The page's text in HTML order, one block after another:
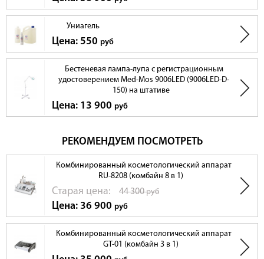
Униагель
Цена: 550 руб
Бестеневая лампа-лупа с регистрационным
удостоверением Med-Mos 9006LED (9006LED-D-
150) на штативе
Цена: 13 900 руб
РЕКОМЕНДУЕМ ПОСМОТРЕТЬ
Комбинированный косметологический аппарат
RU-8208 (комбайн 8 в 1)
Cтарая цена: 44 300руб
Цена: 36 900 руб
Комбинированный косметологический аппарат
GT-01 (комбайн 3 в 1)